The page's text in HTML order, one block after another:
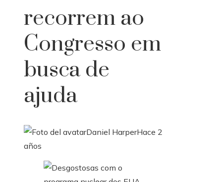
recorrem ao
Congresso em
busca de
ajuda
Daniel HarperHace 2
años